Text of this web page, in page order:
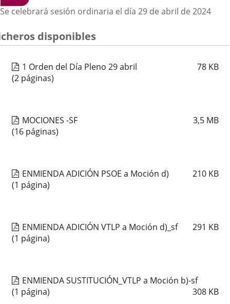
Descripción
Se celebrará sesión ordinaria el día 29 de abril de 2024
disponibles
1 Orden del Día Pleno 29 abril 78 KB
(2 páginas)
MOCIONES -SF 3,5 MB
(16 páginas)
ENMIENDA ADICIÓN PSOE a Moción d) 210 KB
(1 página)
ENMIENDA ADICIÓN VTLP a Moción d)_sf 291 KB
(1 página)
ENMIENDA SUSTITUCIÓN_VTLP a Moción b)-sf
308 KB
(1 página)